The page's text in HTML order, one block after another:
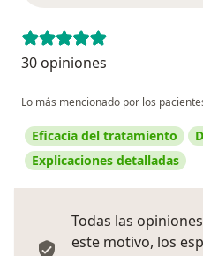
30 opiniones
Lo más mencionado por los
Eficacia del tratamiento
Explicaciones detalladas
Todas las
este motivo, los